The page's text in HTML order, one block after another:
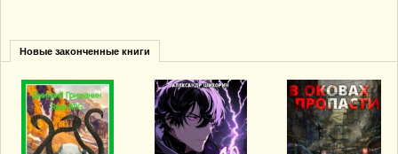
Новые законченные книги